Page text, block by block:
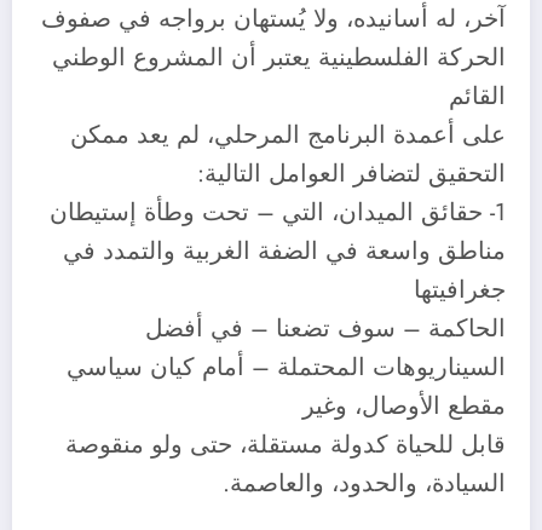
آخر، له أسانيده، ولا يُستهان برواجه في صفوف
الحركة الفلسطينية يعتبر أن المشروع الوطني
القائم
على أعمدة البرنامج المرحلي، لم يعد ممكن
التحقيق لتضافر العوامل التالية:
1- حقائق الميدان، التي – تحت وطأة إستيطان
مناطق واسعة في الضفة الغربية والتمدد في
جغرافيتها
الحاكمة – سوف تضعنا – في أفضل
السيناريوهات المحتملة – أمام كيان سياسي
مقطع الأوصال، وغير
قابل للحياة كدولة مستقلة، حتى ولو منقوصة
السيادة، والحدود، والعاصمة.